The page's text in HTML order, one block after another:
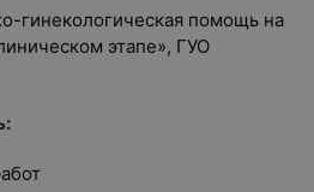
гинекологическая помощь на
этапе», ГУО